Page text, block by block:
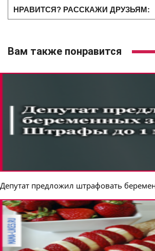
НРАВИТСЯ? РАССКАЖИ ДРУЗЬЯМ:
Вам также понравится
Депутат предложил штрафовать